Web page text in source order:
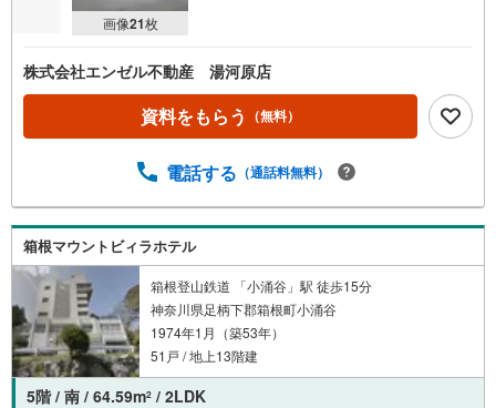
画像21枚
株式会社エンゼル不動産 湯河原店
資料をもらう （無料）
電話する （通話料無料）
箱根マウントビィラホテル
箱根登山鉄道 「小涌谷」駅 徒歩15分
神奈川県足柄下郡箱根町小涌谷
1974年1月（築53年）
51戸 / 地上13階建
5階 / 南 / 64.59m2 / 2LDK